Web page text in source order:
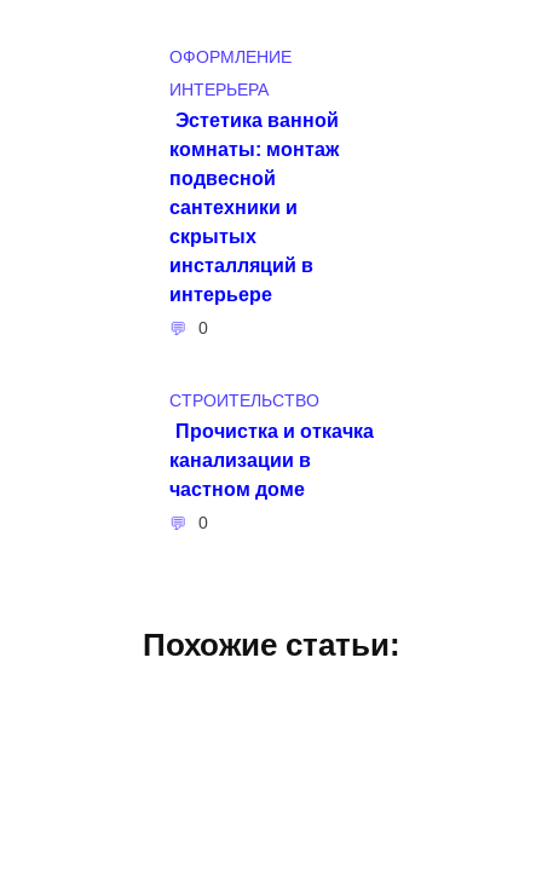
ОФОРМЛЕНИЕ
ИНТЕРЬЕРА
Эстетика ванной
комнаты: монтаж
подвесной
сантехники и
скрытых
инсталляций в
интерьере
0
СТРОИТЕЛЬСТВО
Прочистка и откачка
канализации в
частном доме
0
Похожие статьи: